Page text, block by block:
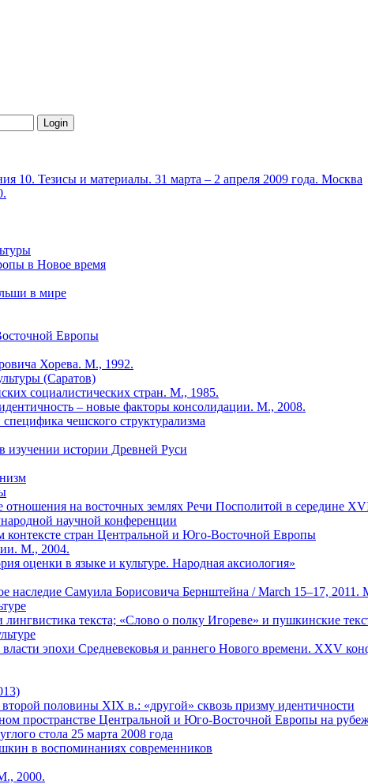
10. Тезисы и материалы. 31 марта – 2 апреля 2009 года. Москва
в Новое время
в мире
Европы
Хорева. М., 1992.
(Саратов)
социалистических стран. М., 1985.
– новые факторы консолидации. М., 2008.
чешского структурализма
изучении истории Древней Руси
на восточных землях Речи Посполитой в середине
научной конференции
контексте стран Центральной и Юго-Восточной Европы
М., 2004.
оценки в языке и культуре. Народная аксиология»
наследие Самуила Борисовича Бернштейна / March 15–17, 2011.
текста; «Слово о полку Игореве» и пушкинские
эпохи Средневековья и раннего Нового времени. ХХV
половины XIX в.: «другой» сквозь призму идентичности
пространстве Центральной и Юго-Восточной Европы на
стола 25 марта 2008 года
в воспоминаниях современников
2000.